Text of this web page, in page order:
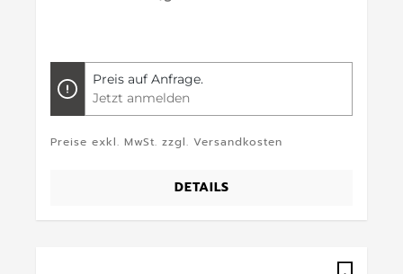
Preis auf Anfrage.
Jetzt anmelden
Preise exkl. MwSt. zzgl. Versandkosten
DETAILS